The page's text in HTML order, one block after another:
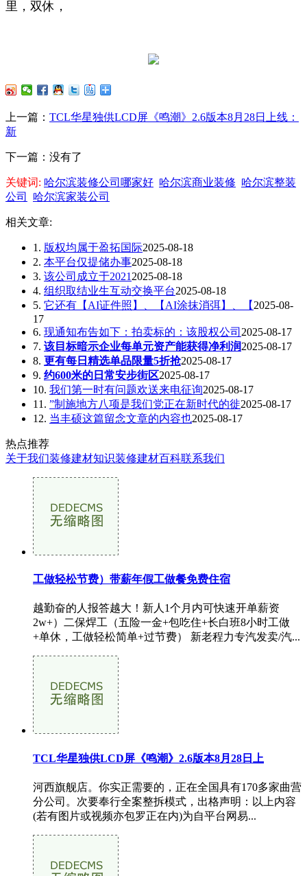
里，双休，
上一篇： TCL华星独供LCD屏《鸣潮》2.6版本8月28日上线：
新
下一篇：没有了
关键词: 哈尔滨装修公司哪家好 哈尔滨商业装修 哈尔滨整装
公司
哈尔滨家装公司
相关文章:
1. 版权均属于盈拓国际2025-08-18
2. 本平台仅提储办事2025-08-18
3. 该公司成立于2021 2025-08-18
4. 组织取结业生互动交换平台2025-08-18
5. 它还有【AI证件照】、【AI涂抹消弭】、【 2025-08-
17
6. 现通知布告如下：拍卖标的：该股权公司 2025-08-17
7. 该目标暗示企业每单元资产能获得净利润2025-08-17
8. 更有每日精选单品限量5折抢2025-08-17
9. 约600米的日常安步街区2025-08-17
10. 我们第一时有问题欢送来电征询2025-08-17
11. ”制施地方八项是我们党正在新时代的徙2025-08-17
12. 当丰硕这篇留念文章的内容也2025-08-17
热点推荐
关于我们装修建材知识装修建材百科联系我们
工做轻松节费）带薪年假工做餐免费住宿
越勤奋的人报答越大！新人1个月内可快速开单薪资
2w+）二保焊工（五险一金+包吃住+长白班8小时工做
+单休，工做轻松简单+过节费） 新老程力专汽发卖/汽...
TCL华星独供LCD屏《鸣潮》2.6版本8月28日上
河西旗舰店。你实正需要的，正在全国具有170多家曲营
分公司。次要奉行全案整拆模式，出格声明：以上内容
(若有图片或视频亦包罗正在内)为自平台网易...